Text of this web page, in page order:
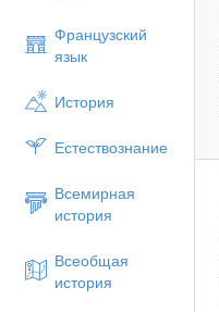
Французский
язык
История
Естествознание
Всемирная
история
Всеобщая
история